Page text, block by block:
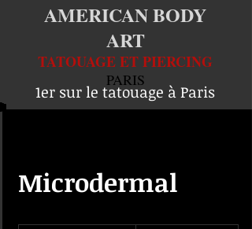
AMERICAN BODY
ART
TATOUAGE ET PIERCING
PARIS
1er sur le tatouage à Paris
Microdermal